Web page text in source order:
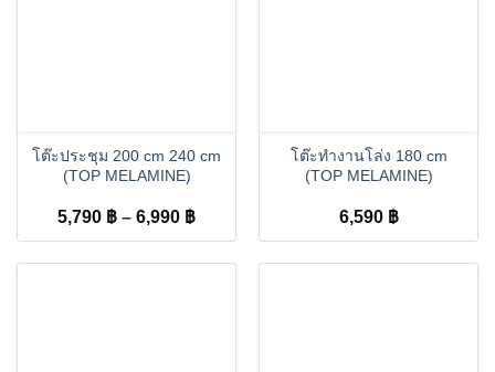
โต๊ะประชุม 200 cm 240 cm
(TOP MELAMINE)
5,790 ฿ – 6,990 ฿Price
range:
โต๊ะทำงานโล่ง 180 cm
(TOP MELAMINE)
6,590 ฿